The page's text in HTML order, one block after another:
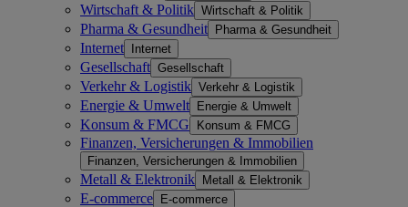
Wirtschaft & Politik Wirtschaft & Politik
Pharma & Gesundheit Pharma & Gesundheit
Internet Internet
Gesellschaft Gesellschaft
Verkehr & Logistik Verkehr & Logistik
Energie & Umwelt Energie & Umwelt
Konsum & FMCG Konsum & FMCG
Finanzen, Versicherungen & Immobilien
Finanzen, Versicherungen & Immobilien
Metall & Elektronik Metall & Elektronik
E-commerce E-commerce